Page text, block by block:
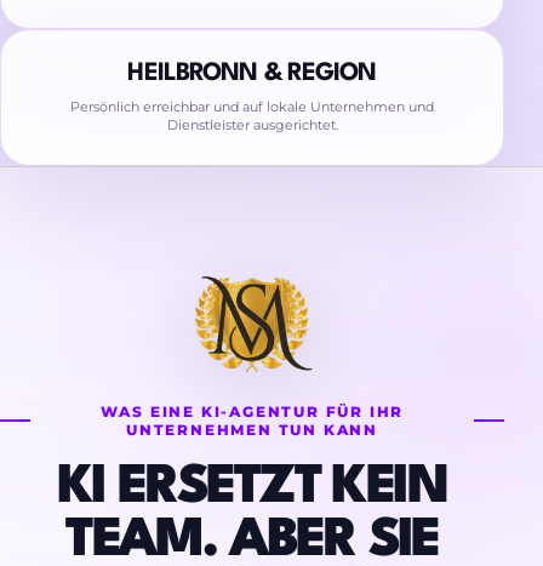
HEILBRONN & REGION
Persönlich erreichbar und auf lokale Unternehmen und
Dienstleister ausgerichtet.
WAS EINE KI-AGENTUR FÜR IHR
UNTERNEHMEN TUN KANN
KI ERSETZT KEIN
TEAM. ABER SIE